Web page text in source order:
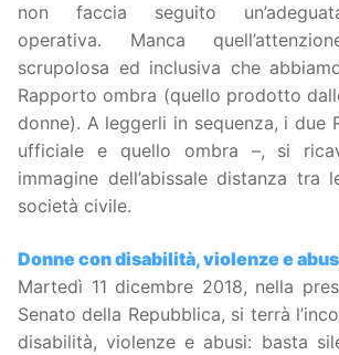
non faccia seguito
operativa. Manca
scrupolosa ed inclusiva che
Rapporto ombra (quello prodotto
donne). A leggerli in sequenza, i due
ufficiale e quello ombra –, si
immagine dell’abissale distanza tra
società civile.
Donne con disabilità, violenze e
Martedì 11 dicembre 2018, nella
Senato della Repubblica, si terrà
disabilità, violenze e abusi: basta